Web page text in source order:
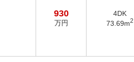
930
万円
4DK
73.69m2